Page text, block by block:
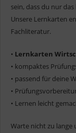
sein, dass du nur
Unsere Lernkarten
Fachliteratur.
• Lernkarten
• kompaktes
• passend für deine
•
• Lernen leicht
Warte nicht zu